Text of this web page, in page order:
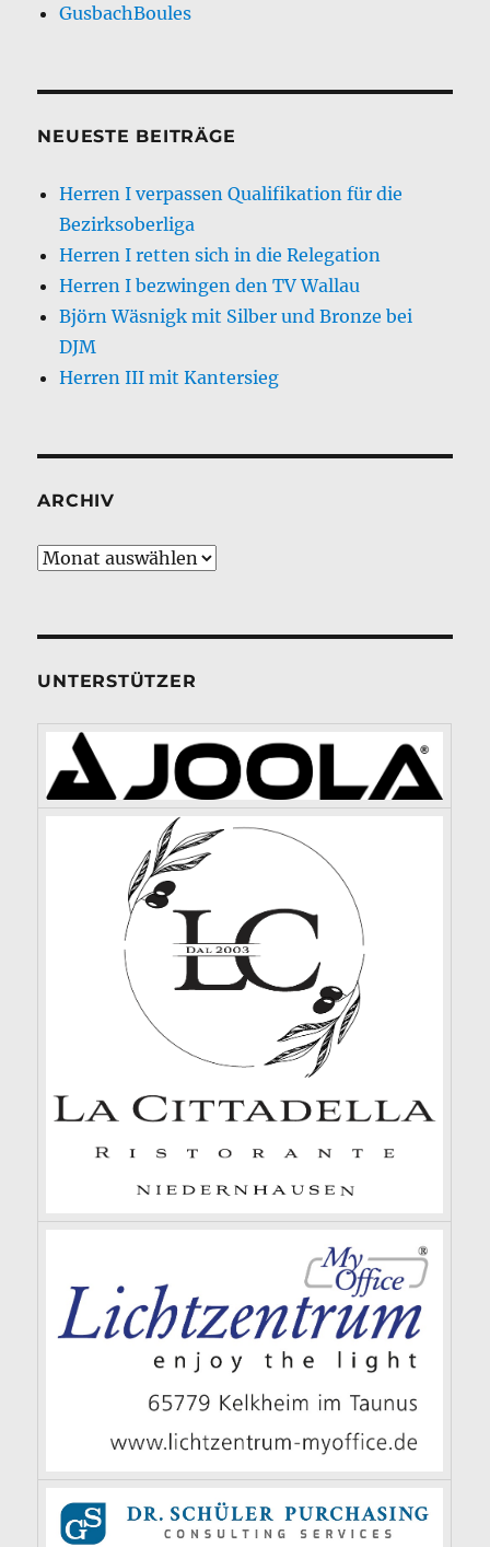
GusbachBoules
NEUESTE BEITRÄGE
Herren I verpassen Qualifikation für die
Bezirksoberliga
Herren I retten sich in die Relegation
Herren I bezwingen den TV Wallau
Björn Wäsnigk mit Silber und Bronze bei
DJM
Herren III mit Kantersieg
ARCHIV
Archiv
UNTERSTÜTZER